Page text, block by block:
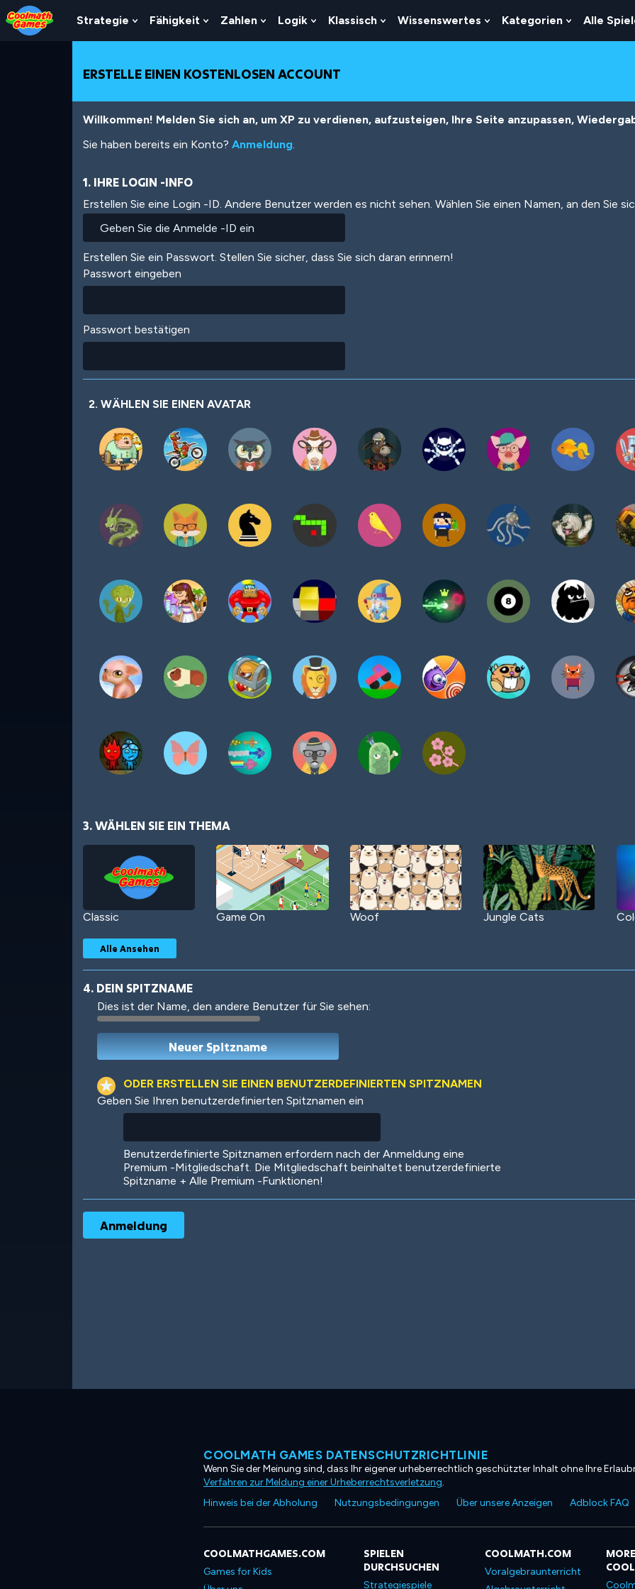
Skip
to
Top
Skip
to
Navigation
Skip
to
Main
Skip
to
Footer
Direkt
zum
Inhalt
Strategie
Show
Submenu
Strategie
Fähigkeit
Show
Submenu
Fähigkeit
Zahlen
Show
Submenu
Zahlen
Logik
Show
Submenu
Logik
Klassisch
Show
Submenu
Wissenswertes
Show
Submenu
Kategorien
Show
Submenu
Alle
ERSTELLE EINEN KOSTENLOSEN ACCOUNT
Willkommen! Melden Sie sich an, um XP zu verdienen, aufzusteigen, Ihre Seite anzupassen,
Sie haben bereits ein Konto? Anmeldung.
1. IHRE LOGIN -INFO
Erstellen Sie eine Login -ID. Andere Benutzer werden es nicht sehen. Wählen Sie einen Namen, an den Sie
Erstellen Sie ein Passwort. Stellen Sie sicher, dass Sie sich daran erinnern!
Passwort eingeben
Passwort bestätigen
2. WÄHLEN SIE EINEN AVATAR
3. WÄHLEN SIE EIN THEMA
Classic Game On Woof Jungle Cats
Robotic International
Ooh! Aah!
Alle Ansehen
4. DEIN SPITZNAME
Dies ist der Name, den andere Benutzer für Sie sehen:
ODER ERSTELLEN SIE EINEN BENUTZERDEFINIERTEN SPITZNAMEN
Geben Sie Ihren benutzerdefinierten Spitznamen ein
Benutzerdefinierte Spitznamen erfordern nach der Anmeldung eine
Premium -Mitgliedschaft. Die Mitgliedschaft beinhaltet benutzerdefinierte
Spitzname + Alle Premium -Funktionen!
COOLMATH GAMES DATENSCHUTZRICHTLINIE
Wenn Sie der Meinung sind, dass Ihr eigener urheberrechtlich geschützter Inhalt ohne Ihre
Verfahren zur Meldung einer Urheberrechtsverletzung.
Hinweis bei der Abholung
Nutzungsbedingungen Über unsere Anzeigen Adblock FAQ
COOLMATHGAMES.COM
Games for Kids
SPIELEN
DURCHSUCHEN
Strategiespiele
COOLMATH.COM
Voralgebraunterricht